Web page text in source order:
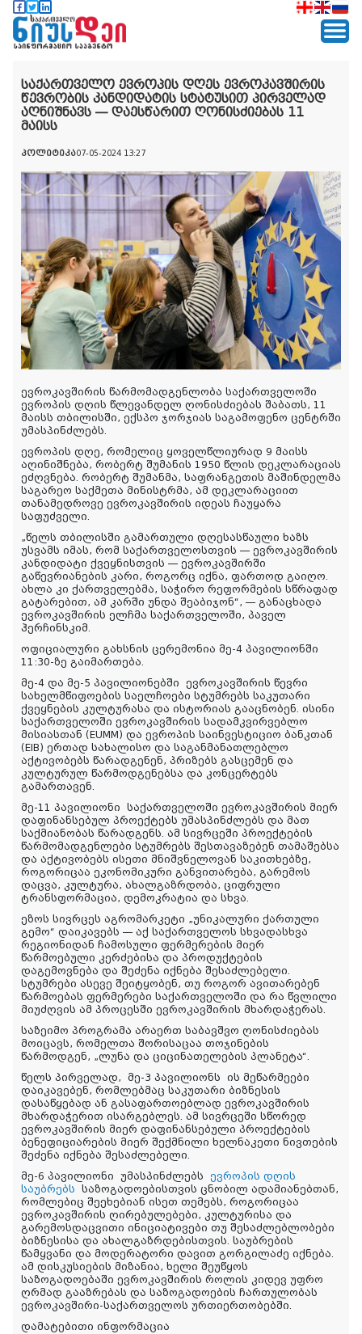
საქართველო ევროპის დღეს ევროკავშირის
წევრობის კანდიდატის სტატუსით პირველად
აღნიშნავს — დაესწარით ღონისძიებას 11
მაისს
პოლიტიკა07-05-2024 13:27
ევროკავშირის წარმომადგენლობა საქართველოში
ევროპის დღის წლევანდელ ღონისძიებას შაბათს, 11
მაისს თბილისში, ექსპო ჯორჯიას საგამოფენო ცენტრში
უმასპინძლებს.
ევროპის დღე, რომელიც ყოველწლიურად 9 მაისს
აღინიშნება, რობერტ შუმანის 1950 წლის დეკლარაციას
ეძღვნება. რობერტ შუმანმა, საფრანგეთის მაშინდელმა
საგარეო საქმეთა მინისტრმა, ამ დეკლარაციით
თანამედროვე ევროკავშირის იდეას ჩაუყარა
საფუძველი.
„წელს თბილისში გამართული დღესასწაული ხაზს
უსვამს იმას, რომ საქართველოსთვის — ევროკავშირის
კანდიდატი ქვეყნისთვის — ევროკავშირში
გაწევრიანების კარი, როგორც იქნა, ფართოდ გაიღო.
ახლა კი ქართველებმა, საჭირო რეფორმების სწრაფად
გატარებით, ამ კარში უნდა შეაბიჯონ“, — განაცხადა
ევროკავშირის ელჩმა საქართველოში, პაველ
ჰერჩინსკიმ.
ოფიციალური გახსნის ცერემონია მე-4 პავილიონში
11:30-ზე გაიმართება.
მე-4 და მე-5 პავილიონებში ევროკავშირის წევრი
სახელმწიფოების საელჩოები სტუმრებს საკუთარი
ქვეყნების კულტურასა და ისტორიას გააცნობენ. ისინი
საქართველოში ევროკავშირის სადამკვირვებლო
მისიასთან (EUMM) და ევროპის საინვესტიციო ბანკთან
(EIB) ერთად სახალისო და საგანმანათლებლო
აქტივობებს წარადგენენ, პრიზებს გასცემენ და
კულტურულ წარმოდგენებსა და კონცერტებს
გამართავენ.
მე-11 პავილიონი საქართველოში ევროკავშირის მიერ
დაფინანსებულ პროექტებს უმასპინძლებს და მათ
საქმიანობას წარადგენს. ამ სივრცეში პროექტების
წარმომადგენლები სტუმრებს შესთავაზებენ თამაშებსა
და აქტივობებს ისეთი მნიშვნელოვან საკითხებზე,
როგორიცაა ეკონომიკური განვითარება, გარემოს
დაცვა, კულტურა, ახალგაზრდობა, ციფრული
ტრანსფორმაცია, დემოკრატია და სხვა.
ეზოს სივრცეს აგრომარკეტი „უნიკალური ქართული
გემო“ დაიკავებს — აქ საქართველოს სხვადასხვა
რეგიონიდან ჩამოსული ფერმერების მიერ
წარმოებული კერძებისა და პროდუქტების
დაგემოვნება და შეძენა იქნება შესაძლებელი.
სტუმრები ასევე შეიტყობენ, თუ როგორ ავითარებენ
წარმოებას ფერმერები საქართველოში და რა წვლილი
მიუძღვის ამ პროცესში ევროკავშირის მხარდაჭერას.
საზეიმო პროგრამა არაერთ საბავშვო ღონისძიებას
მოიცავს, რომელთა შორისაცაა თოჯინების
წარმოდგენ, „ლუნა და ციცინათელების პლანეტა“.
წელს პირველად, მე-3 პავილიონს ის მეწარმეები
დაიკავებენ, რომლებმაც საკუთარი ბიზნესის
დასაწყებად ან გასაფართოებლად ევროკავშირის
მხარდაჭერით ისარგებლეს. ამ სივრცეში სწორედ
ევროკავშირის მიერ დაფინანსებული პროექტების
ბენეფიციარების მიერ შექმნილი ხელნაკეთი ნივთების
შეძენა იქნება შესაძლებელი.
მე-6 პავილიონი უმასპინძლებს ევროპის დღის
საუბრებს საზოგადოებისთვის ცნობილ ადამიანებთან,
რომლებიც შეეხებიან ისეთ თემებს, როგორიცაა
ევროკავშირის ღირებულებები, კულტურისა და
გარემოსდაცვითი ინიციატივები თუ შესაძლებლობები
ბიზნესისა და ახალგაზრდებისთვის. საუბრების
წამყვანი და მოდერატორი დავით გორგილაძე იქნება.
ამ დისკუსიების მიზანია, ხელი შეუწყოს
საზოგადოებაში ევროკავშირის როლის კიდევ უფრო
ღრმად გააზრებას და საზოგადოების ჩართულობას
ევროკავშირი-საქართველოს ურთიერთობებში.
დამატებითი ინფორმაცია